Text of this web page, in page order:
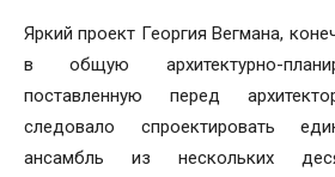
Яркий проект Георгия Вегмана,
в общую архитектурно-
поставленную перед
следовало спроектировать
ансамбль из нескольких